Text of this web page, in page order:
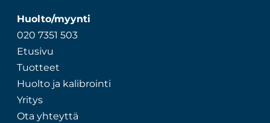
Huolto/myynti
020 7351 503
Etusivu
Tuotteet
Huolto ja kalibrointi
Yritys
Ota yhteyttä